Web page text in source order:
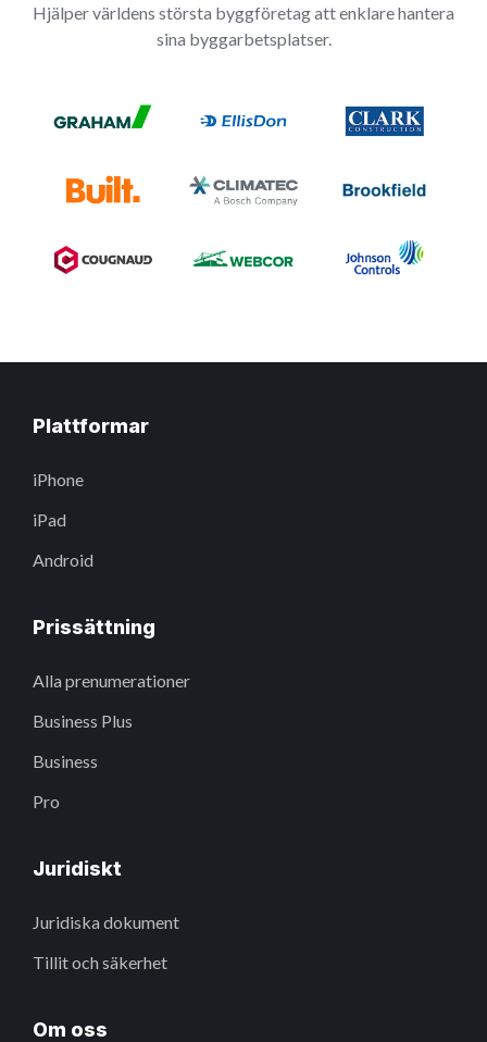
Hjälper världens största byggföretag att enklare hantera
sina byggarbetsplatser.
Plattformar
iPhone
iPad
Android
Prissättning
Alla prenumerationer
Business Plus
Business
Pro
Juridiskt
Juridiska dokument
Tillit och säkerhet
Om oss